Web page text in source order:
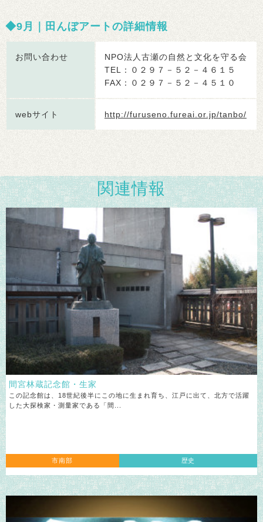
9月｜田んぼアートの詳細情報
お問い合わせ
NPO法人古瀬の自然と文化を守る会
TEL：０２９７－５２－４６１５
FAX：０２９７－５２－４５１０
webサイト http://furuseno.fureai.or.jp/tanbo/
関連情報
間宮林蔵記念館・生家
この記念館は、18世紀後半にこの地に生まれ育ち、江戸に出て、北方で活躍
した大探検家・測量家である「間...
市南部 歴史